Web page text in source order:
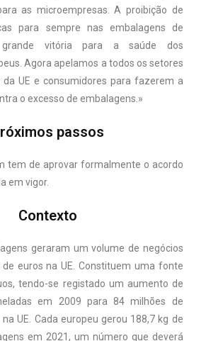
as microempresas. A proibição de
para sempre nas embalagens de
vitória para a saúde dos
Agora apelamos a todos os setores
da UE e consumidores para fazerem a
o excesso de embalagens.»
passos
tem de aprovar formalmente o acordo
em vigor.
Contexto
geraram um volume de negócios
euros na UE. Constituem uma fonte
tendo-se registado um aumento de
em 2009 para 84 milhões de
UE. Cada europeu gerou 188,7 kg de
em 2021, um número que deverá